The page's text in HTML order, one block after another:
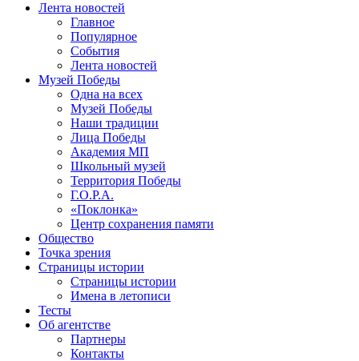
Лента новостей
Главное
Популярное
События
Лента новостей
Музей Победы
Одна на всех
Музей Победы
Наши традиции
Лица Победы
Академия МП
Школьный музей
Территория Победы
Г.О.Р.А.
«Поклонка»
Центр сохранения памяти
Общество
Точка зрения
Страницы истории
Страницы истории
Имена в летописи
Тесты
Об агентстве
Партнеры
Контакты